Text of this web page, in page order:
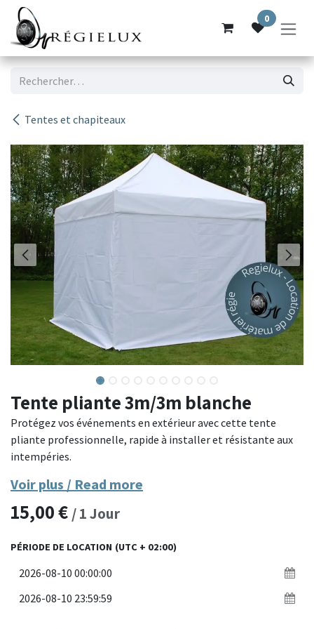
Se rendre au contenu
0
Tentes et chapiteaux
Tente pliante 3m/3m blanche
Protégez vos événements en extérieur avec cette tente
pliante professionnelle, rapide à installer et résistante aux
intempéries.
Fabriquée avec une structure en acier thermolaqué et une
toile en polyester enduit, cette tente offre une excellente
résistance au vent et à la pluie. Son système de montage
rapide sans outils permet une installation en quelques
minutes. Idéale pour les marchés, réceptions, foires, ou
événements sportifs.
Matériaux : structure en acier thermolaqué, toile polyester
Voir plus / Read more
15,00€ /1Jour
PÉRIODE DE LOCATION (UTC + 02:00)